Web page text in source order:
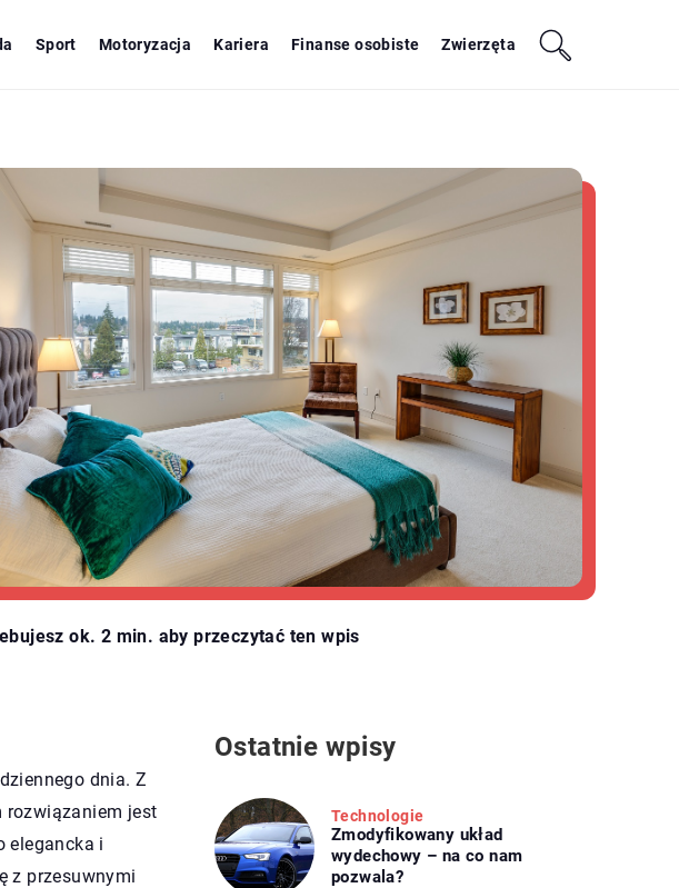
Sport Motoryzacja Kariera Finanse osobiste Zwierzęta
ok. 2 min. aby przeczytać ten wpis
dnia. Z
rozwiązaniem jest
elegancka i
z przesuwnymi
Ostatnie wpisy
Technologie
Zmodyfikowany układ
wydechowy – na co nam
pozwala?